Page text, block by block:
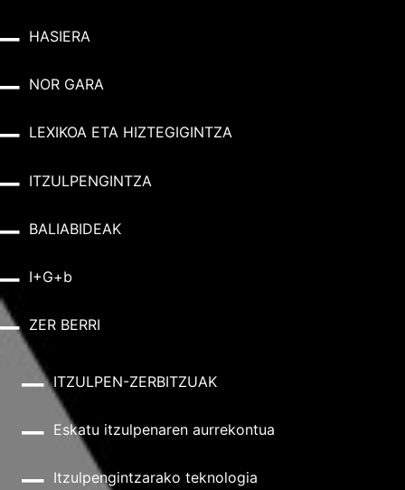
HASIERA
NOR GARA
LEXIKOA ETA HIZTEGIGINTZA
ITZULPENGINTZA
BALIABIDEAK
I+G+b
ZER BERRI
ITZULPEN-ZERBITZUAK
Eskatu itzulpenaren aurrekontua
Itzulpengintzarako teknologia